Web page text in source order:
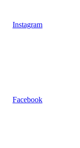
Instagram
Facebook